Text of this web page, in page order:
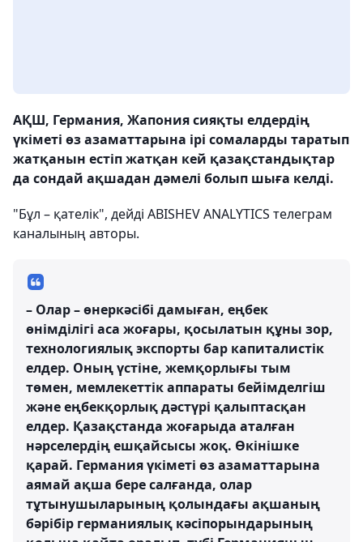
АҚШ, Германия, Жапония сияқты елдердің
үкіметі өз азаматтарына ірі сомаларды таратып
жатқанын естіп жатқан кей қазақстандықтар
да сондай ақшадан дәмелі болып шыға келді.
"Бұл – қателік", дейді ABISHEV ANALYTICS телеграм
каналының авторы.
– Олар – өнеркәсібі дамыған, еңбек
өнімділігі аса жоғары, қосылатын құны зор,
технологиялық экспорты бар капиталистік
елдер. Оның үстіне, жемқорлығы тым
төмен, мемлекеттік аппараты бейімделгіш
және еңбекқорлық дәстүрі қалыптасқан
елдер. Қазақстанда жоғарыда аталған
нәрселердің ешқайсысы жоқ. Өкінішке
қарай. Германия үкіметі өз азаматтарына
аямай ақша бере салғанда, олар
тұтынушыларының қолындағы ақшаның
бәрібір германиялық кәсіпорындарының